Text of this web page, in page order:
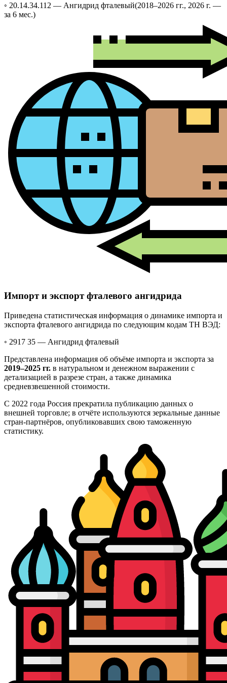
◦ 20.14.34.112 — Ангидрид фталевый(2018–2026 гг., 2026 г. —
за 6 мес.)
Импорт и экспорт фталевого ангидрида
Приведена статистическая информация о динамике импорта и
экспорта фталевого ангидрида по следующим кодам ТН ВЭД:
◦ 2917 35 — Ангидрид фталевый
Представлена информация об объёме импорта и экспорта за
2019–2025 гг. в натуральном и денежном выражении с
детализацией в разрезе стран, а также динамика
средневзвешенной стоимости.
С 2022 года Россия прекратила публикацию данных о
внешней торговле; в отчёте используются зеркальные данные
стран-партнёров, опубликовавших свою таможенную
статистику.